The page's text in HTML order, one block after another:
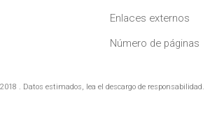
Enlaces externos
Número de páginas
. Datos estimados, lea el descargo de responsabilidad.